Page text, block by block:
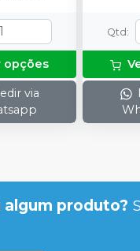
opções
via
Qtd :
algum produto?